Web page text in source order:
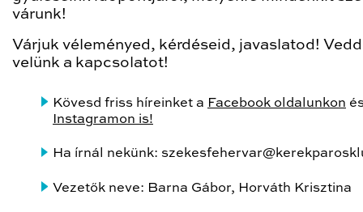
várunk!
Várjuk véleményed, kérdéseid, javaslatod!
velünk a kapcsolatot!
Kövesd friss híreinket a Facebook oldalunkon
Instagramon is!
Ha írnál nekünk:
Vezetők neve: Barna Gábor, Horváth Krisztina